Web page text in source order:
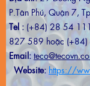
P.Tân Phú, Quận 7,
Tel : (+84) 28
827 589 hoặc
Email:
Website:https://